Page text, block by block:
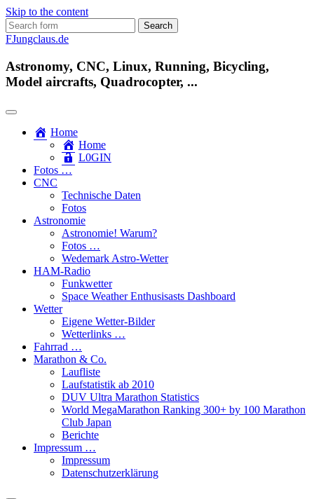
Skip to the content
Search
for:
FJungclaus.de
Astronomy, CNC, Linux, Running, Bicycling,
Model aircrafts, Quadrocopter, ...
Home
Home
L​0​​GIN
Fotos …
CNC
Technische Daten
Fotos
Astronomie
Astronomie! Warum?
Fotos …
Wedemark Astro-Wetter
HAM-Radio
Funkwetter
Space Weather Enthusisasts Dashboard
Wetter
Eigene Wetter-Bilder
Wetterlinks …
Fahrrad …
Marathon & Co.
Laufliste
Laufstatistik ab 2010
DUV Ultra Marathon Statistics
World MegaMarathon Ranking 300+ by 100 Marathon
Club Japan
Berichte
Impressum …
Impressum
Datenschutzerklärung